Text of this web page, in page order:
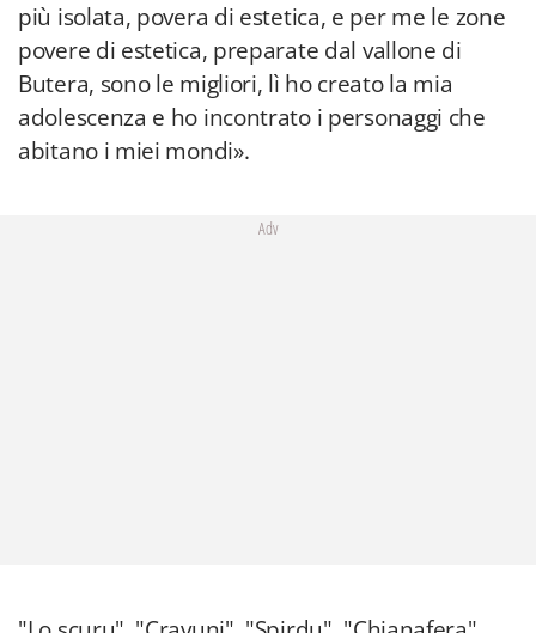
più isolata, povera di estetica, e per me le zone
povere di estetica, preparate dal vallone di
Butera, sono le migliori, lì ho creato la mia
adolescenza e ho incontrato i personaggi che
abitano i miei mondi».
Adv